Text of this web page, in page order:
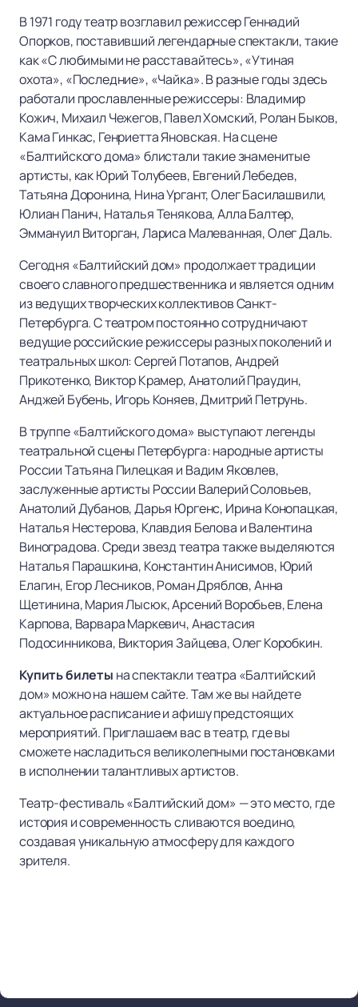
В 1971 году театр возглавил режиссер Геннадий
Опорков, поставивший легендарные спектакли, такие
как «С любимыми не расставайтесь», «Утиная
охота», «Последние», «Чайка». В разные годы здесь
работали прославленные режиссеры: Владимир
Кожич, Михаил Чежегов, Павел Хомский, Ролан Быков,
Кама Гинкас, Генриетта Яновская. На сцене
«Балтийского дома» блистали такие знаменитые
артисты, как Юрий Толубеев, Евгений Лебедев,
Татьяна Доронина, Нина Ургант, Олег Басилашвили,
Юлиан Панич, Наталья Тенякова, Алла Балтер,
Эммануил Виторган, Лариса Малеванная, Олег Даль.
Сегодня «Балтийский дом» продолжает традиции
своего славного предшественника и является одним
из ведущих творческих коллективов Санкт-
Петербурга. С театром постоянно сотрудничают
ведущие российские режиссеры разных поколений и
театральных школ: Сергей Потапов, Андрей
Прикотенко, Виктор Крамер, Анатолий Праудин,
Анджей Бубень, Игорь Коняев, Дмитрий Петрунь.
В труппе «Балтийского дома» выступают легенды
театральной сцены Петербурга: народные артисты
России Татьяна Пилецкая и Вадим Яковлев,
заслуженные артисты России Валерий Соловьев,
Анатолий Дубанов, Дарья Юргенс, Ирина Конопацкая,
Наталья Нестерова, Клавдия Белова и Валентина
Виноградова. Среди звезд театра также выделяются
Наталья Парашкина, Константин Анисимов, Юрий
Елагин, Егор Лесников, Роман Дряблов, Анна
Щетинина, Мария Лысюк, Арсений Воробьев, Елена
Карпова, Варвара Маркевич, Анастасия
Подосинникова, Виктория Зайцева, Олег Коробкин.
Купить билеты на спектакли театра «Балтийский
дом» можно на нашем сайте. Там же вы найдете
актуальное расписание и афишу предстоящих
мероприятий. Приглашаем вас в театр, где вы
сможете насладиться великолепными постановками
в исполнении талантливых артистов.
Театр-фестиваль «Балтийский дом» — это место, где
история и современность сливаются воедино,
создавая уникальную атмосферу для каждого
зрителя.